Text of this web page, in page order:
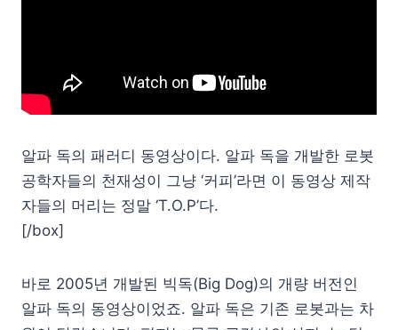
알파 독의 패러디 동영상이다. 알파 독을 개발한 로봇
공학자들의 천재성이 그냥 ‘커피’라면 이 동영상 제작
자들의 머리는 정말 ‘T.O.P’다.
[/box]
바로 2005년 개발된 빅독(Big Dog)의 개량 버전인
알파 독의 동영상이었죠. 알파 독은 기존 로봇과는 차